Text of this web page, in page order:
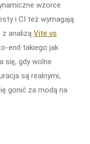
wzorce
i CI też wymagają
z analizą Vite vs
end takiego jak
się, gdy wolne
są realnymi,
gonić za modą na